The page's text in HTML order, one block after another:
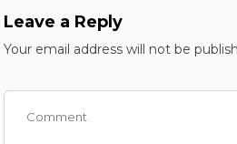
Leave a Reply
Your email address will not be